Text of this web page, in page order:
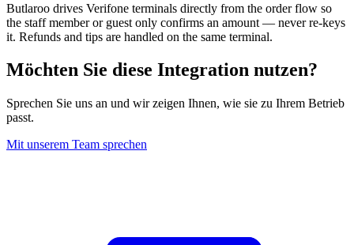
Butlaroo drives Verifone terminals directly from the order flow so
the staff member or guest only confirms an amount — never re-keys
it. Refunds and tips are handled on the same terminal.
Möchten Sie diese Integration nutzen?
Sprechen Sie uns an und wir zeigen Ihnen, wie sie zu Ihrem Betrieb
passt.
Mit unserem Team sprechen